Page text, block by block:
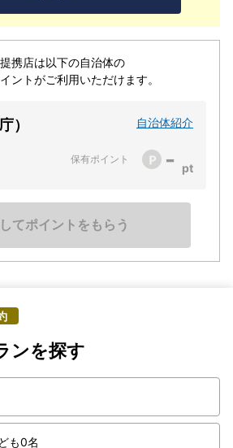
携店は以下の自治体の
ントがご利用いただけます。
） 自治体紹介
保有ポイント -
てポイントをもらう
ンを探す
も0名